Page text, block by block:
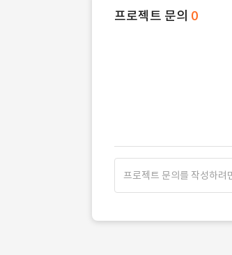
프로젝트 문의 0
프로젝트 문의를 작성하려